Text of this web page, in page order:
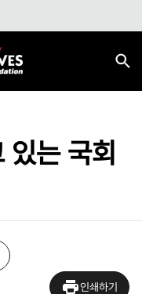
있는 국회
인쇄하기